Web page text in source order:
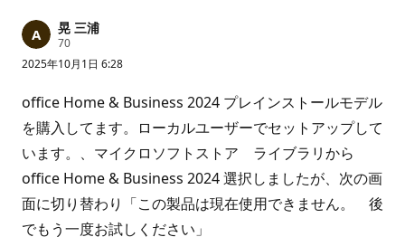
晃 三浦
70評
価
の
イ
ン
ト
2025年10月1日 6:28
office Home & Business 2024 プレインストールモデル
を購入してます。ローカルユーザーでセットアップして
います。、マイクロソフトストア ライブラリから
office Home & Business 2024 選択しましたが、次の画
面に切り替わり「この製品は現在使用できません。 後
でもう一度お試しください」